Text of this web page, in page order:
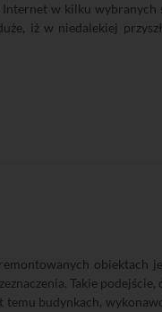
Internet w kilku
iż w niedalekiej
obiektach
Takie
temu budynkach,